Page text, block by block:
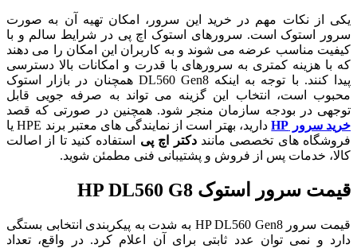
یکی از نکات مهم در خرید این سرور، امکان تهیه آن به صورت
سرور استوک است. سرورهای استوک اچ پی در شرایط سالم و با
کیفیت مناسب عرضه می شوند و به کاربران این امکان را می دهند
که با هزینه کمتری به سرورهای با قدرت و امکانات بالا دسترسی
پیدا کنند. با توجه به اینکه DL560 Gen8 همچنان در بازار استوک
محبوب است، انتخاب این گزینه می تواند به صرفه جویی قابل
توجهی در بودجه سازمان منجر شود. همچنین در صورتی که قصد
خرید سرور HP
دارید، بهتر است از نمایندگی های معتبر برند HPE یا
فروشگاه های تخصصی ماننددکتر اچ پی استفاده کنید تا از اصالت
کالا، خدمات پس از فروش و پشتیبانی فنی مطمئن شوید.
قیمت سرور استوک HP DL560 G8
قیمت سرور HP DL560 Gen8 به شدت به پیکربندی انتخابی بستگی
دارد و نمی توان عدد ثابتی برای آن اعلام کرد. در واقع، تعداد